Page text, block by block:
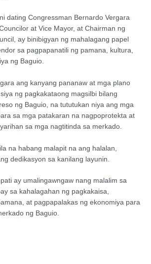
dating Congressman Bernardo Vergara
at Vice Mayor, at Chairman ng
ay binibigyan ng mahalagang papel
sa pagpapanatili ng pamana, kultura,
ng Baguio.
ang kanyang pananaw at mga plano
ng pagkakataong magsilbi bilang
ng Baguio, na tututukan niya ang mga
sa mga patakaran na nagpoprotekta at
sa mga nagtitinda sa merkado.
na habang malapit na ang halalan,
dedikasyon sa kanilang layunin.
ay umalingawngaw nang malalim sa
sa kahalagahan ng pagkakaisa,
at pagpapalakas ng ekonomiya para
ng Baguio.